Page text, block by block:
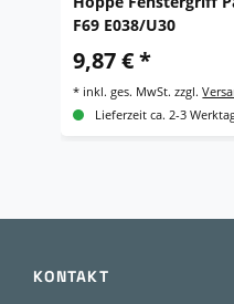
F69 E038/U30
9,87 € *
* inkl. ges. MwSt. zzgl.
Lieferzeit ca. 2-3
KONTAKT